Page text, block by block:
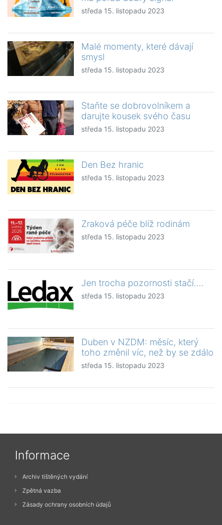
středa 15. listopadu 2023
Malé momenty, které dávají
smysl
středa 15. listopadu 2023
Staňte se dobrovolníkem a
darujte kousek svého času
středa 15. listopadu 2023
Den Bez hranic
středa 15. listopadu 2023
Zraková péče blíž rodinám
středa 15. listopadu 2023
Jen trocha pozornosti stačí….
středa 15. listopadu 2023
Duben v NZDM: měsíc, který
toho změnil víc, než by se zdálo
středa 15. listopadu 2023
Informace
Archiv tištěných vydání
Zpětná vazba
Zásady ochrany osobních údajů